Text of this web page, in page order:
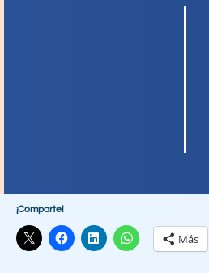
¡Comparte!
Más